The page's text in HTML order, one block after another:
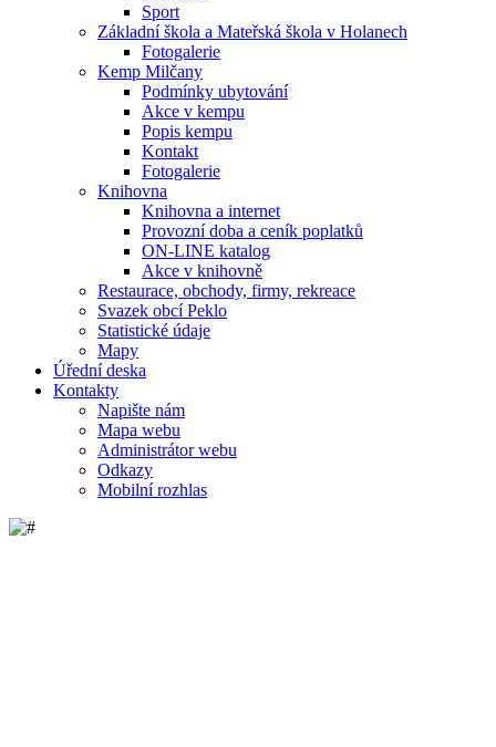
Sport
Základní škola a Mateřská škola v Holanech
Fotogalerie
Kemp Milčany
Podmínky ubytování
Akce v kempu
Popis kempu
Kontakt
Fotogalerie
Knihovna
Knihovna a internet
Provozní doba a ceník poplatků
ON-LINE katalog
Akce v knihovně
Restaurace, obchody, firmy, rekreace
Svazek obcí Peklo
Statistické údaje
Mapy
Úřední deska
Kontakty
Napište nám
Mapa webu
Administrátor webu
Odkazy
Mobilní rozhlas